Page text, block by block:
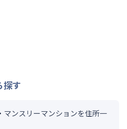
探す
マンスリーマンションを住所一